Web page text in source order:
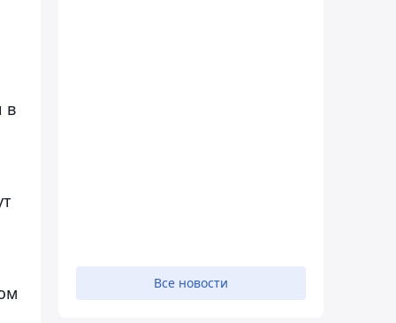
в
Все новости